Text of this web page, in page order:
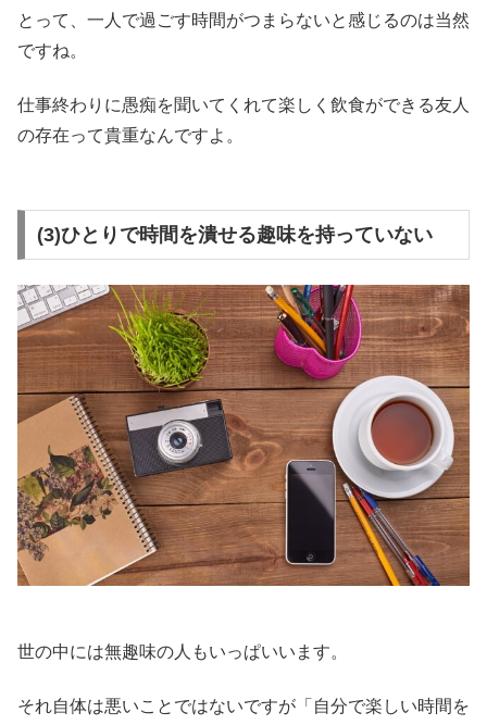
とって、一人で過ごす時間がつまらないと感じるのは当然
ですね。
仕事終わりに愚痴を聞いてくれて楽しく飲食ができる友人
の存在って貴重なんですよ。
(3)ひとりで時間を潰せる趣味を持っていない
世の中には無趣味の人もいっぱいいます。
それ自体は悪いことではないですが「自分で楽しい時間を